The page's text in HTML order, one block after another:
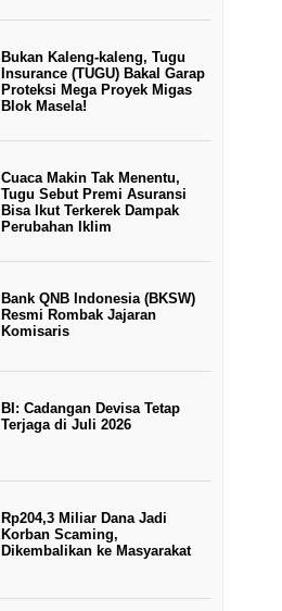
Bukan Kaleng-kaleng, Tugu
Insurance (TUGU) Bakal Garap
Proteksi Mega Proyek Migas
Blok Masela!
Cuaca Makin Tak Menentu,
Tugu Sebut Premi Asuransi
Bisa Ikut Terkerek Dampak
Perubahan Iklim
Bank QNB Indonesia (BKSW)
Resmi Rombak Jajaran
Komisaris
BI: Cadangan Devisa Tetap
Terjaga di Juli 2026
Rp204,3 Miliar Dana Jadi
Korban Scaming,
Dikembalikan ke Masyarakat